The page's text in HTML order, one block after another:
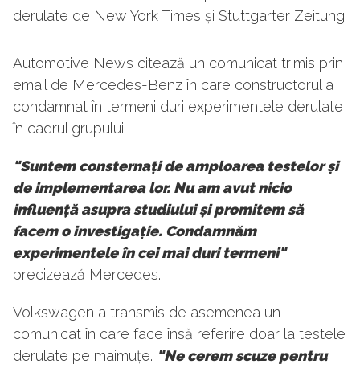
derulate de New York Times și Stuttgarter Zeitung.
Automotive News citează un comunicat trimis prin
email de Mercedes-Benz în care constructorul a
condamnat în termeni duri experimentele derulate
în cadrul grupului.
"Suntem consternați de amploarea testelor și
de implementarea lor. Nu am avut nicio
influență asupra studiului și promitem să
facem o investigație. Condamnăm
experimentele în cei mai duri termeni",
precizează Mercedes.
Volkswagen a transmis de asemenea un
comunicat în care face însă referire doar la testele
derulate pe maimuțe. "Ne cerem scuze pentru